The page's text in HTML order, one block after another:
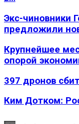
Экс-чиновники
предложили
Крупнейшее
опорой
397 дронов
Ким Дотком: